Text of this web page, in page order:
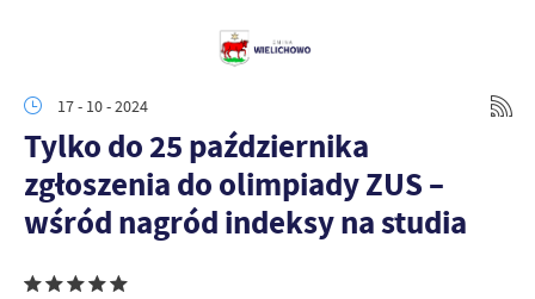
17 - 10 - 2024
Tylko do 25 października
zgłoszenia do olimpiady ZUS –
wśród nagród indeksy na studia